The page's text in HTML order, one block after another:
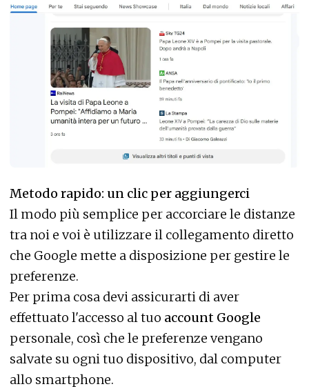
Metodo rapido: un clic per aggiungerci
Il modo più semplice per accorciare le distanze
tra noi e voi è utilizzare il collegamento diretto
che Google mette a disposizione per gestire le
preferenze.
Per prima cosa devi assicurarti di aver
effettuato l'accesso al tuo account Google
personale, così che le preferenze vengano
salvate su ogni tuo dispositivo, dal computer
allo smartphone.